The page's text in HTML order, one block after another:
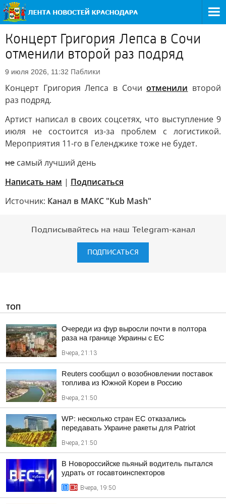
Концерт Григория Лепса в Сочи
отменили второй раз подряд
9 июля 2026, 11:32 Паблики
Концерт Григория Лепса в Сочиотменили второй
раз подряд.
Артист написал в своих соцсетях, что выступление 9
июля не состоится из-за проблем с логистикой.
Мероприятия 11-го в Геленджике тоже не будет.
не самый лучший день
Написать нам | Подписаться
Источник: Канал в МАКС "Kub Mash"
Подписывайтесь на наш Telegram-канал
ПОДПИСАТЬСЯ
ТОП
Очереди из фур выросли почти в полтора
раза на границе Украины с ЕС
Вчера, 21:13
Reuters сообщил о возобновлении поставок
топлива из Южной Кореи в Россию
Вчера, 21:50
WP: несколько стран ЕС отказались
передавать Украине ракеты для Patriot
Вчера, 21:50
В Новороссийске пьяный водитель пытался
удрать от госавтоинспекторов
Вчера, 19:50